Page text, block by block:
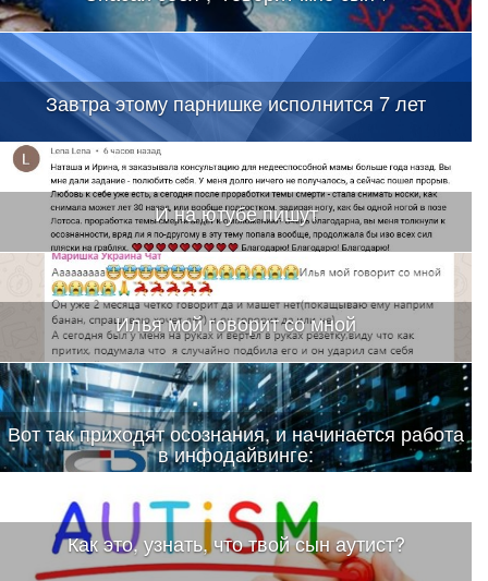
Завтра этому парнишке исполнится 7 лет
И на ютубе пишут
Илья мой говорит со мной
Вот так приходят осознания, и начинается работа
в инфодайвинге:
Как это, узнать, что твой сын аутист?